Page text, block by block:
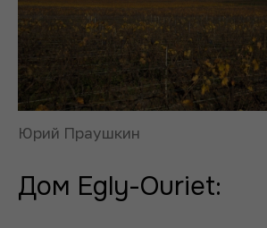
Юрий Праушкин
Дом Egly-Ouriet: